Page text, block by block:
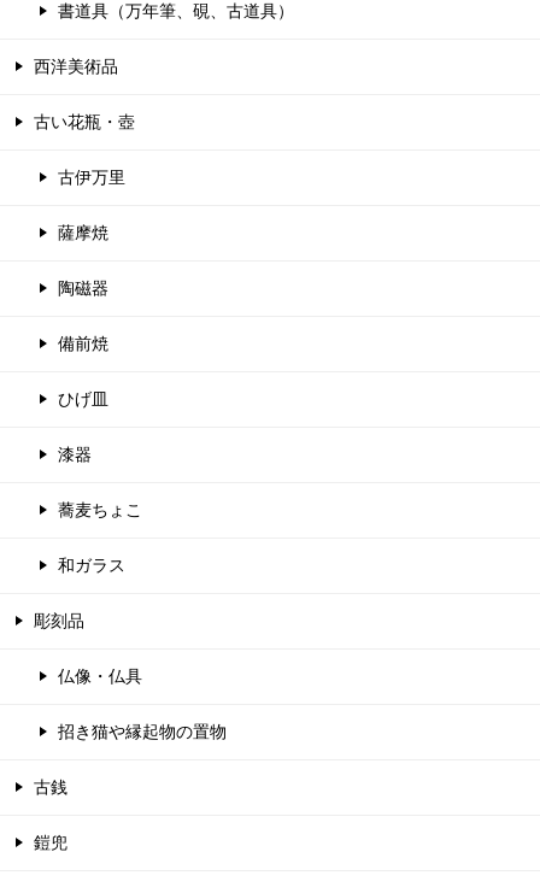
書道具（万年筆、硯、古道具）
西洋美術品
古い花瓶・壺
古伊万里
薩摩焼
陶磁器
備前焼
ひげ皿
漆器
蕎麦ちょこ
和ガラス
彫刻品
仏像・仏具
招き猫や縁起物の置物
古銭
鎧兜